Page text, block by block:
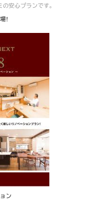
安心プランです。
！
ン